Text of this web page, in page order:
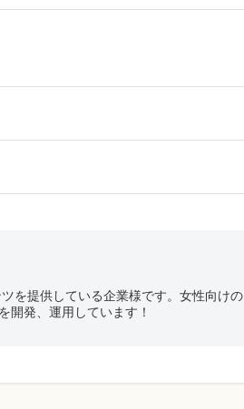
を提供している企業様です。女性向けの
開発、運用しています！